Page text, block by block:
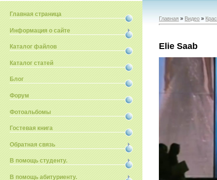
Главная страница
Информация о сайте
Каталог файлов
Каталог статей
Блог
Форум
Фотоальбомы
Гостевая книга
Обратная связь
В помощь студенту.
В помощь абитуриенту.
Главная » Видео »
Elie Saab